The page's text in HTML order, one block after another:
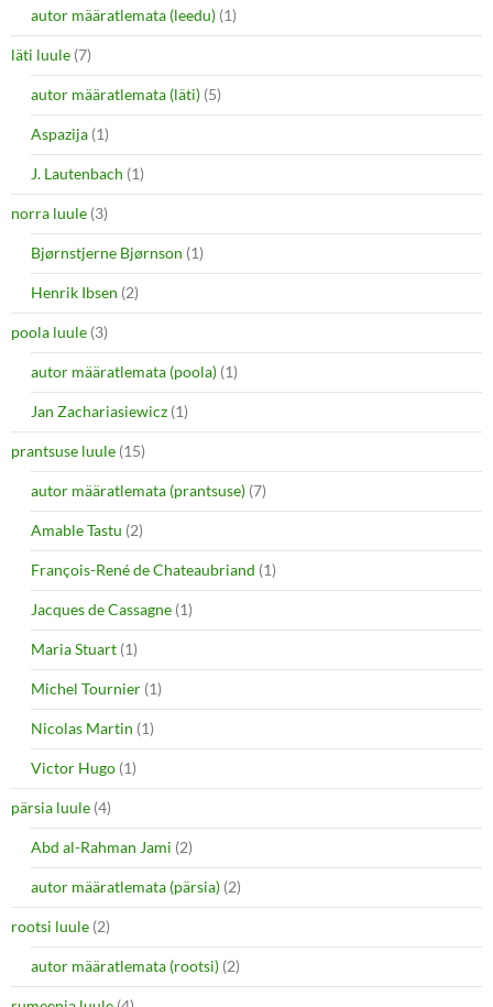
autor määratlemata (leedu) (1)
läti luule (7)
autor määratlemata (läti) (5)
Aspazija (1)
J. Lautenbach (1)
norra luule (3)
Bjørnstjerne Bjørnson (1)
Henrik Ibsen (2)
poola luule (3)
autor määratlemata (poola) (1)
Jan Zachariasiewicz (1)
prantsuse luule (15)
autor määratlemata (prantsuse) (7)
Amable Tastu (2)
François-René de Chateaubriand (1)
Jacques de Cassagne (1)
Maria Stuart (1)
Michel Tournier (1)
Nicolas Martin (1)
Victor Hugo (1)
pärsia luule (4)
Abd al-Rahman Jami (2)
autor määratlemata (pärsia) (2)
rootsi luule (2)
autor määratlemata (rootsi) (2)